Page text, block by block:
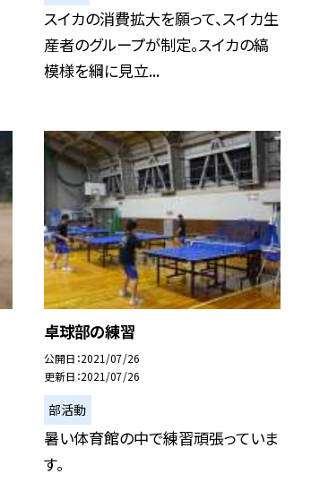
スイカの消費拡大を願って、スイカ生
産者のグループが制定。スイカの縞
模様を綱に見立...
卓球部の練習
公開日 2021/07/26
更新日 2021/07/26
部活動
暑い体育館の中で練習頑張っていま
す。